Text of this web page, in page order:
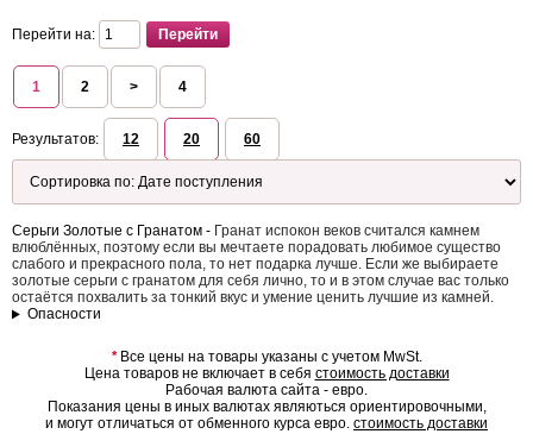
Перейти на:
1 2 > 4
Результатов: 12 20 60
Серьги Золотые с Гранатом - Гранат испокон веков считался камнем
влюблённых, поэтому если вы мечтаете порадовать любимое существо
слабого и прекрасного пола, то нет подарка лучше. Если же выбираете
золотые серьги с гранатом для себя лично, то и в этом случае вас только
остаётся похвалить за тонкий вкус и умение ценить лучшие из камней.
Опасности
*Все цены на товары указаны с учетом MwSt.
Цена товаров не включает в себя стоимость доставки
Рабочая валюта сайта - евро.
Показания цены в иных валютах являються ориентировочными,
и могут отличаться от обменного курса евро. стоимость доставки